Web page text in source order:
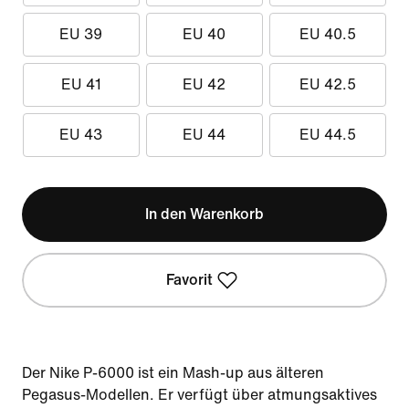
EU 39 EU 40 EU 40.5
EU 41 EU 42 EU 42.5
EU 43 EU 44 EU 44.5
In den Warenkorb
Favorit
Der Nike P-6000 ist ein Mash-up aus älteren
Pegasus-Modellen. Er verfügt über atmungsaktives